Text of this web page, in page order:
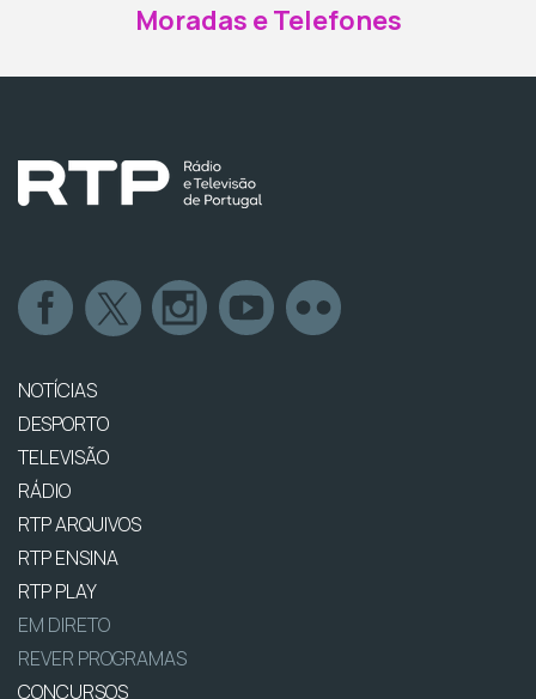
Moradas e Telefones
NOTÍCIAS
DESPORTO
TELEVISÃO
RÁDIO
RTP ARQUIVOS
RTP ENSINA
RTP PLAY
EM DIRETO
REVER PROGRAMAS
CONCURSOS